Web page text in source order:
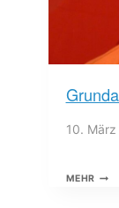
10.
MEHR